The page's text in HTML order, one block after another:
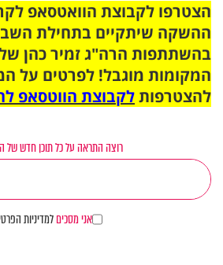
ההשקה שיתקיים בתחילת
בהשתתפות הרה"ג זמיר כהן
המקומות מוגבל! לפרטים על
להצטרפותלקבוצת הווטסאפ
רוצה התראה על כל תוכן חדש של
אני מסכיםלמדיניות